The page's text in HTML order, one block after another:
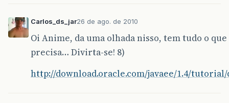
Carlos_ds_jar26 de ago. de 2010
Oi Anime, da uma olhada nisso, tem tudo o que
precisa… Divirta-se! 8)
http://download.oracle.com/javaee/1.4/